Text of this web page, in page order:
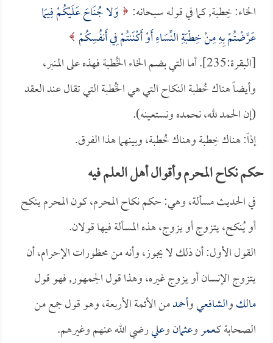
الخاء: خِطبة, كما في قوله سبحانه:
وَلا جُنَاحَ عَلَيْكُمْ فِيمَا
عَرَّضْتُمْ بِهِ مِنْ خِطْبَةِ النِّسَاءِ أَوْ أَكْنَنتُمْ فِي أَنفُسِكُمْ
[البقرة:235]. أما التي بضم الخاء الخُطبة فهذه على المنبر،
وأيضاً هناك خُطبة النكاح التي هي الخُطبة التي تقال عند العقد
(إن الحمد لله، نحمده ونستعينه).
إذاً: هناك خِطبة وهناك خُطبة، وبينهما هذا الفرق.
حكم نكاح المحرم وأقوال أهل العلم فيه
في الحديث مسألة، وهي: حكم نكاح المحرم، كون المحرم ينكح
أو يُنكح، يتزوج أو يزوج، هذه المسألة فيها قولان.
القول الأول: أن ذلك لا يجوز، وأنه من محظورات الإحرام، أن
يتزوج الإنسان أو يزوج غيره، وهذا قول الجمهور, فهو قول
مالكوالشافعيوأحمدمن الأئمة الأربعة، وهو قول جمع من
الصحابة كـعمروعثمانوعليرضي الله عنهم وغيرهم.